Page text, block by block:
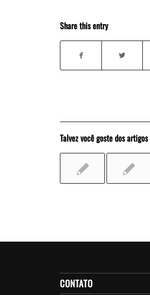
Share this entry
Talvez você goste dos artigos
CONTATO